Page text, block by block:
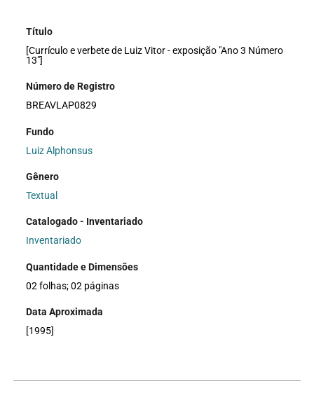
Título
[Currículo e verbete de Luiz Vitor - exposição "Ano 3 Número
13"]
Número de Registro
BREAVLAP0829
Fundo
Luiz Alphonsus
Gênero
Textual
Catalogado - Inventariado
Inventariado
Quantidade e Dimensões
02 folhas; 02 páginas
Data Aproximada
[1995]